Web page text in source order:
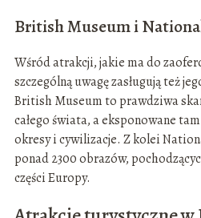
British Museum i
Wśród atrakcji, jakie ma do
szczególną uwagę zasługują też
British Museum to prawdziwa
całego świata, a eksponowane
okresy i cywilizacje. Z kolei
ponad 2300 obrazów,
części Europy.